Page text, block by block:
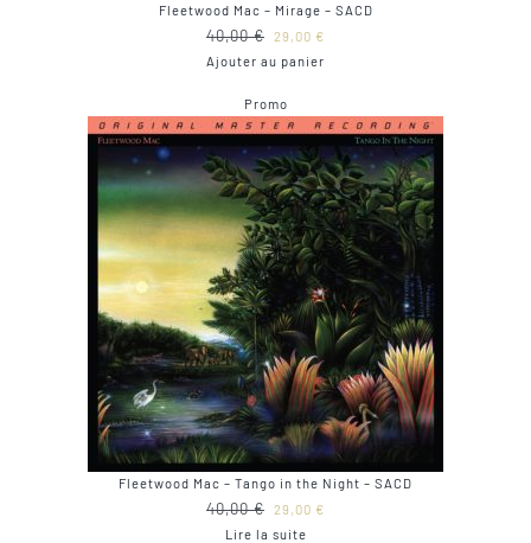
Fleetwood Mac – Mirage – SACD
40,00€
Le
prix
était :
40,00 €.
29,00 €
29,00 €.
Ajouter au panier
PromoProduit
en
promotion
Fleetwood Mac – Tango in the Night – SACD
40,00€
Le
prix
29,00 €
Lire la suite